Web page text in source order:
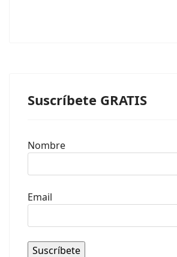
Suscríbete GRATIS
Nombre
Email